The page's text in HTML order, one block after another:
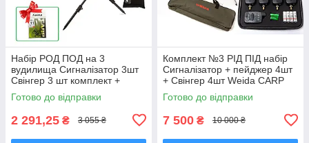
Набір РОД ПОД на 3
вудилища Сигналізатор 3шт
Свінгер 3 шт комплект +
чохол
Готово до відправки
2 291,25 ₴ 3 055 ₴
Комплект №3 РІД ПІД набір
Сигналізатор + пейджер 4шт
+ Свінгер 4шт Weida CARP
FOX + чохол
Готово до відправки
7 500 ₴ 10 000 ₴